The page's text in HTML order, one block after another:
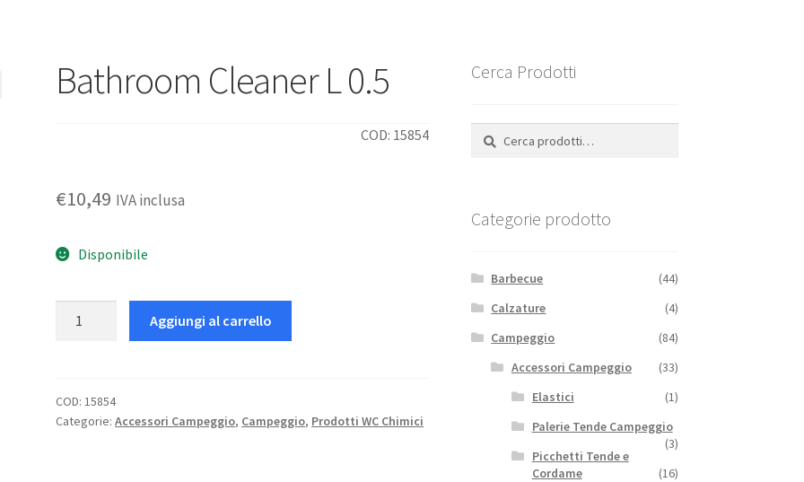
Bathroom Cleaner L 0.5
COD: 15854
€10,49 IVA inclusa
Disponibile
quantità
Aggiungi al carrello
COD:15854
Categorie:Accessori Campeggio, Campeggio, Prodotti WC Chimici
Cerca Prodotti
Cerca:
Cerca
Categorie prodotto
Barbecue
(44)
Calzature
(4)
Campeggio
(84)
Accessori Campeggio
(33)
Elastici
(1)
Palerie Tende Campeggio
(3)
Picchetti Tende e
Cordame
(16)